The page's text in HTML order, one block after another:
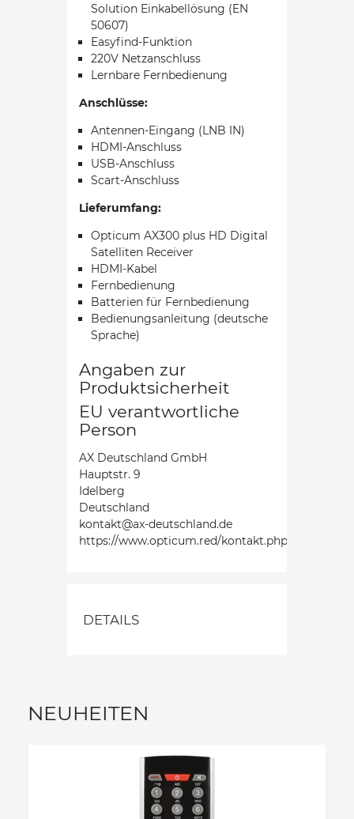
Solution Einkabellösung (EN
50607)
Easyfind-Funktion
220V Netzanschluss
Lernbare Fernbedienung
Anschlüsse:
Antennen-Eingang (LNB IN)
HDMI-Anschluss
USB-Anschluss
Scart-Anschluss
Lieferumfang:
Opticum AX300 plus HD Digital
Satelliten Receiver
HDMI-Kabel
Fernbedienung
Batterien für Fernbedienung
Bedienungsanleitung (deutsche
Sprache)
Angaben zur
Produktsicherheit
EU verantwortliche
Person
AX Deutschland GmbH
Hauptstr. 9
Idelberg
Deutschland
kontakt@ax-deutschland.de
https://www.opticum.red/kontakt.php
DETAILS
NEUHEITEN